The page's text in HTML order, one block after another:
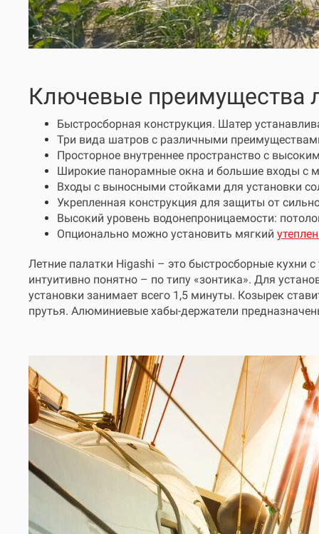
Ключевые преимущества
Быстросборная конструкция. Шатер
Три вида шатров с различными
Просторное внутреннее пространство с
Широкие панорамные окна и большие входы с
Входы с выносными стойками для установки
Укрепленная конструкция для защиты от
Высокий уровень водонепроницаемости:
Опционально можно установить мягкий
Летние палатки Higashi – это быстросборные кухни
интуитивно понятно – по типу «зонтика». Для
установки занимает всего 1,5 минуты. Козырек
прутья. Алюминиевые хабы-держатели